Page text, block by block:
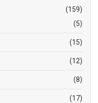
(159)
(5)
(15)
(12)
(8)
(17)